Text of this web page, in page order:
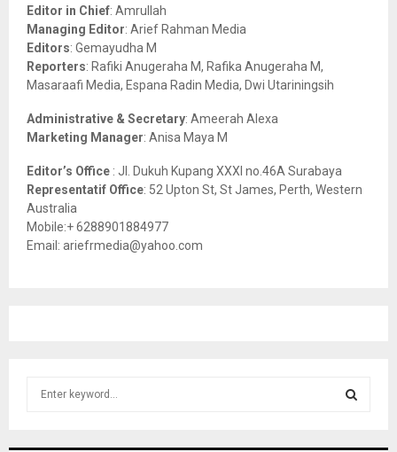
o
r
:
Editor in Chief: Amrullah
Managing Editor: Arief Rahman Media
Editors: Gemayudha M
Reporters: Rafiki Anugeraha M, Rafika Anugeraha M,
Masaraafi Media, Espana Radin Media, Dwi Utariningsih
Administrative & Secretary: Ameerah Alexa
Marketing Manager: Anisa Maya M
Editor’s Office : Jl. Dukuh Kupang XXXI no.46A Surabaya
Representatif Office: 52 Upton St, St James, Perth, Western
Australia
Mobile:+ 6288901884977
Email: ariefrmedia@yahoo.com